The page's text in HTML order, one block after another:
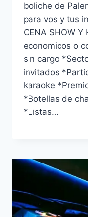
boliche de
para vos y tus
CENA SHOW Y
economicos o
sin cargo
invitados
karaoke
*Botellas de
*Listas…